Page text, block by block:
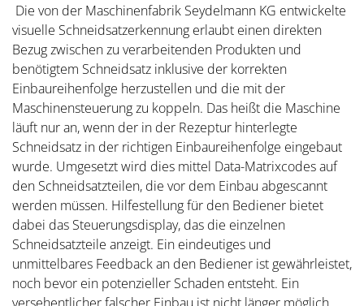
Die von der Maschinenfabrik Seydelmann KG entwickelte
visuelle Schneidsatzerkennung erlaubt einen direkten
Bezug zwischen zu verarbeitenden Produkten und
benötigtem Schneidsatz inklusive der korrekten
Einbaureihenfolge herzustellen und die mit der
Maschinensteuerung zu koppeln. Das heißt die Maschine
läuft nur an, wenn der in der Rezeptur hinterlegte
Schneidsatz in der richtigen Einbaureihenfolge eingebaut
wurde. Umgesetzt wird dies mittel Data-Matrixcodes auf
den Schneidsatzteilen, die vor dem Einbau abgescannt
werden müssen. Hilfestellung für den Bediener bietet
dabei das Steuerungsdisplay, das die einzelnen
Schneidsatzteile anzeigt. Ein eindeutiges und
unmittelbares Feedback an den Bediener ist gewährleistet,
noch bevor ein potenzieller Schaden entsteht. Ein